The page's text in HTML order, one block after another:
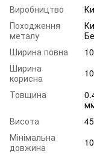
Виробництво
Походження
металу
Ширина повна
Ширина
корисна
Товщина
Висота
Мінімальна
довжина